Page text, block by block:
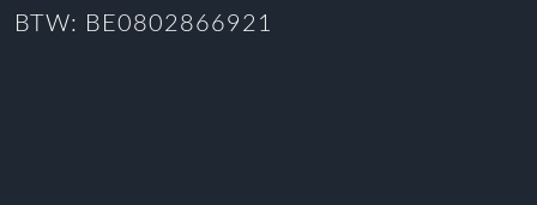
BTW: BE0802866921